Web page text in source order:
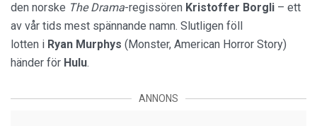
den norske The Drama-regissören Kristoffer Borgli – ett
av vår tids mest spännande namn. Slutligen föll
lotten i Ryan Murphys (Monster, American Horror Story)
händer för Hulu.
ANNONS